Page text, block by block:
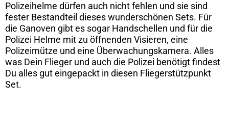
Polizeihelme dürfen auch nicht fehlen und sie sind
fester Bestandteil dieses wunderschönen Sets. Für
die Ganoven gibt es sogar Handschellen und für die
Polizei Helme mit zu öffnenden Visieren, eine
Polizeimütze und eine Überwachungskamera. Alles
was Dein Flieger und auch die Polizei benötigt findest
Du alles gut eingepackt in diesen Fliegerstützpunkt
Set.